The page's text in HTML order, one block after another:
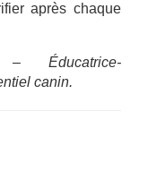
après chaque
Éducatrice-
canin.